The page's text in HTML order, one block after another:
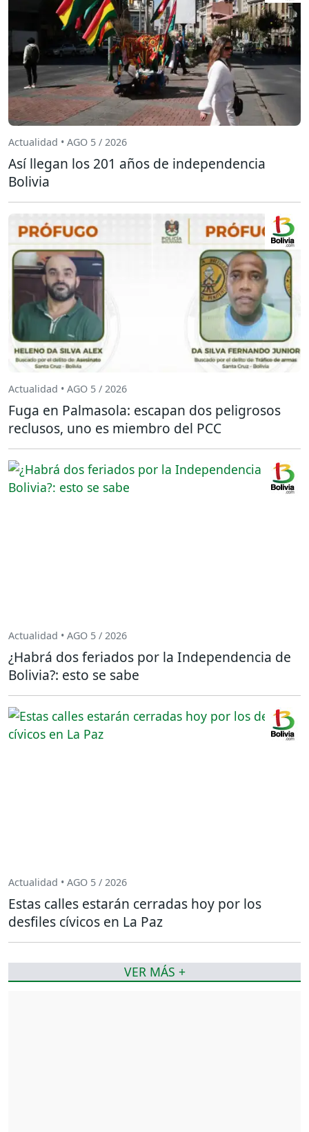
Actualidad • AGO 5 / 2026
Así llegan los 201 años de independencia
Bolivia
Actualidad • AGO 5 / 2026
Fuga en Palmasola: escapan dos peligrosos
reclusos, uno es miembro del PCC
Actualidad • AGO 5 / 2026
¿Habrá dos feriados por la Independencia de
Bolivia?: esto se sabe
Actualidad • AGO 5 / 2026
Estas calles estarán cerradas hoy por los
desfiles cívicos en La Paz
VER MÁS +